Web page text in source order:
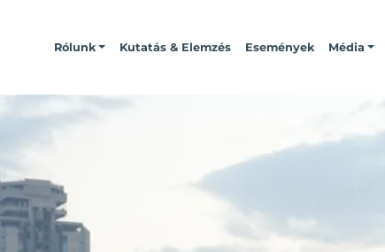
Rólunk Kutatás & Elemzés Események Média